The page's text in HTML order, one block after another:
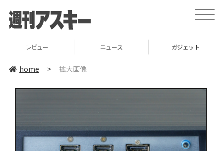
toggle
レビュー ニュース ガジェット
home > 拡大画像